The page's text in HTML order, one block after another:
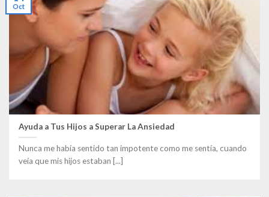
Ayuda a Tus Hijos a Superar La Ansiedad
Nunca me había sentido tan impotente como me sentía, cuando
veía que mis hijos estaban [...]
Oct